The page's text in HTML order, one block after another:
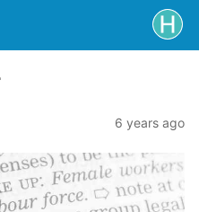
6 years ago